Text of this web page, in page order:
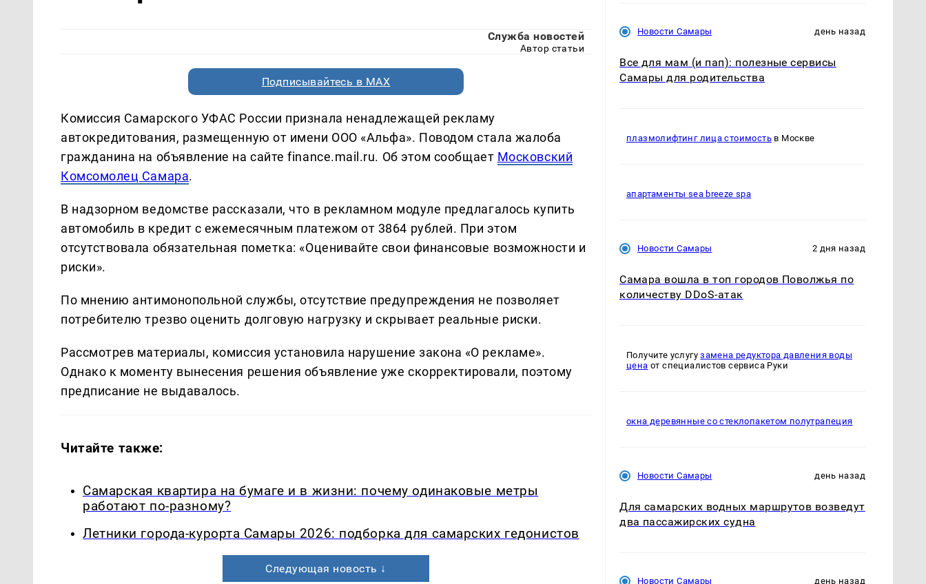
Служба новостей
Автор статьи
Подписывайтесь в MAX
Комиссия Самарского УФАС России признала ненадлежащей рекламу
автокредитования, размещенную от имени ООО «Альфа». Поводом стала жалоба
гражданина на объявление на сайте finance.mail.ru. Об этом сообщает Московский
Комсомолец Самара.
В надзорном ведомстве рассказали, что в рекламном модуле предлагалось купить
автомобиль в кредит с ежемесячным платежом от 3864 рублей. При этом
отсутствовала обязательная пометка: «Оценивайте свои финансовые возможности и
риски».
По мнению антимонопольной службы, отсутствие предупреждения не позволяет
потребителю трезво оценить долговую нагрузку и скрывает реальные риски.
Рассмотрев материалы, комиссия установила нарушение закона «О рекламе».
Однако к моменту вынесения решения объявление уже скорректировали, поэтому
предписание не выдавалось.
Читайте также:
Самарская квартира на бумаге и в жизни: почему одинаковые метры
работают по-разному?
Летники города-курорта Самары 2026: подборка для самарских гедонистов
Следующая новость ↓
Новости Самары день назад
Все для мам (и пап): полезные сервисы
Самары для родительства
плазмолифтинг лица стоимостьв Москве
апартаменты sea breeze spa
Новости Самары 2 дня назад
Самара вошла в топ городов Поволжья по
количеству DDoS-атак
Получите услугузамена редуктора давления воды
цена от специалистов сервиса Руки
окна деревянные со стеклопакетом полутрапеция
Новости Самары день назад
Для самарских водных маршрутов возведут
два пассажирских судна
Новости Самары день назад